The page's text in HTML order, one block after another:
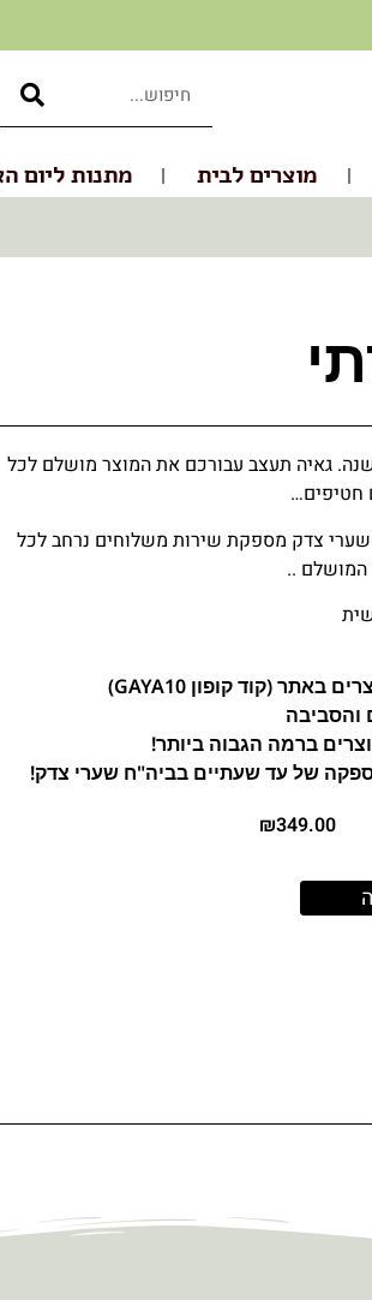
מוצרים לבית מתנות ליום
גאיה תעצב עבורכם את המוצר מושלם לכל
חטיפים…
צדק מספקת שירות משלוחים נרחב לכל
המושלם ..
והסביבה
ברמה הגבוה ביותר!
של עד שעתיים בביה"ח שערי צדק!
₪349.00